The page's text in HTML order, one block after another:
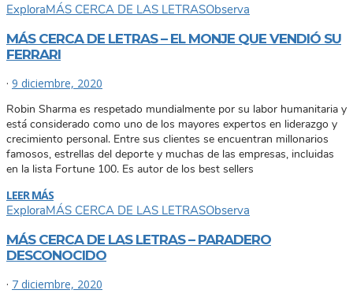
ExploraMÁS CERCA DE LAS LETRASObserva
MÁS CERCA DE LETRAS – EL MONJE QUE VENDIÓ SU
FERRARI
· 9 diciembre, 2020
Robin Sharma es respetado mundialmente por su labor humanitaria y
está considerado como uno de los mayores expertos en liderazgo y
crecimiento personal. Entre sus clientes se encuentran millonarios
famosos, estrellas del deporte y muchas de las empresas, incluidas
en la lista Fortune 100. Es autor de los best sellers
LEER MÁS
ExploraMÁS CERCA DE LAS LETRASObserva
MÁS CERCA DE LAS LETRAS – PARADERO
DESCONOCIDO
· 7 diciembre, 2020